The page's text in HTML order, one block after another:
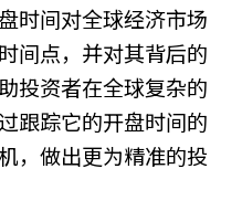
时间对全球经济市场
间点，并对其背后的
投资者在全球复杂的
跟踪它的开盘时间的
，做出更为精准的投